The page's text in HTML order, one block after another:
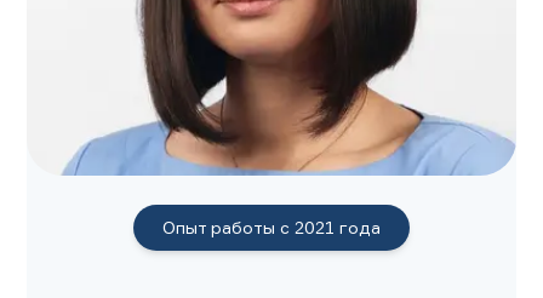
+7 (495) 132-31-03
Опыт работы с 2021 года